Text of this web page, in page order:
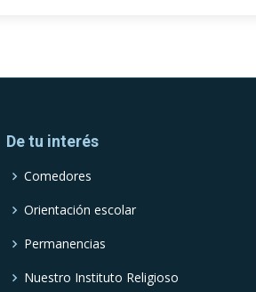
De tu interés
Comedores
Orientación escolar
Permanencias
Nuestro Instituto Religioso